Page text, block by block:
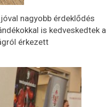
nagyobb érdeklődés
is kedveskedtek a
érkezett